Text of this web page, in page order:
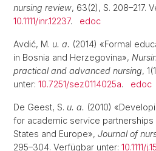
nursing review, 63(2), S. 208–217.
10.1111/inr.12237. edoc
Avdić, M. u. a. (2014) «Formal
in Bosnia and Herzegovina»,
practical and advanced nursing,
unter: 10.7251/sez0114025a. edoc
De Geest, S. u. a. (2010)
for academic service
States and Europe», Journal of
295–304. Verfügbar unter: 10.1111/